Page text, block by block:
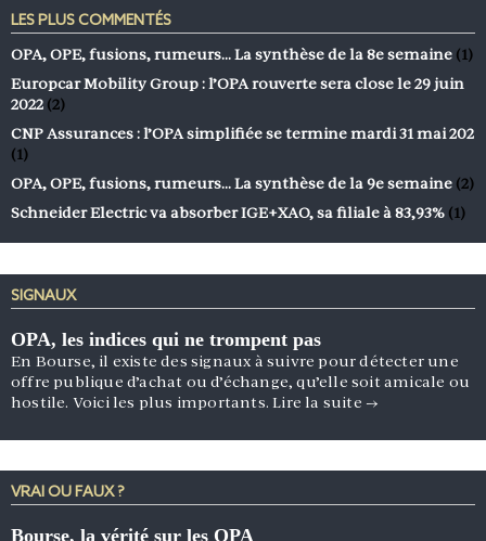
LES PLUS COMMENTÉS
OPA, OPE, fusions, rumeurs… La synthèse de la 8e semaine (1)
Europcar Mobility Group : l’OPA rouverte sera close le 29 juin
2022 (2)
CNP Assurances : l’OPA simplifiée se termine mardi 31 mai 202
(1)
OPA, OPE, fusions, rumeurs… La synthèse de la 9e semaine (2)
Schneider Electric va absorber IGE+XAO, sa filiale à 83,93% (1)
SIGNAUX
OPA, les indices qui ne trompent pas
En Bourse, il existe des signaux à suivre pour détecter une
offre publique d’achat ou d’échange, qu’elle soit amicale ou
hostile. Voici les plus importants.Lire la suite →
VRAI OU FAUX ?
Bourse, la vérité sur les OPA